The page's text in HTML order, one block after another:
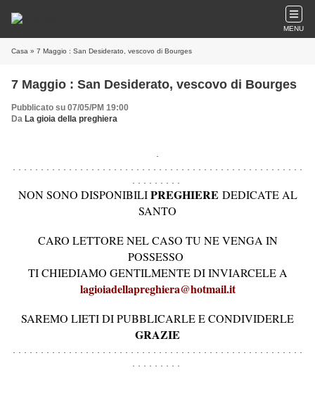
MENU
Casa » 7 Maggio : San Desiderato, vescovo di Bourges
7 Maggio : San Desiderato, vescovo di Bourges
Pubblicato su 07/05/PM 19:00
Da La gioia della preghiera
NON SONO DISPONIBILIPREGHIERE DEDICATE AL
SANTO
CARO LETTORE NEL CASO TU NE VENGA IN
POSSESSO
TI CHIEDIAMO GENTILMENTE DI INVIARCELE A
lagioiadellapreghiera@hotmail.it
SAREMO LIETI DI PUBBLICARLE E CONDIVIDERLE
GRAZIE